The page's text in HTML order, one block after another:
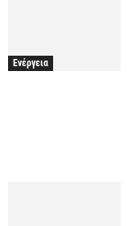
Ενέργεια